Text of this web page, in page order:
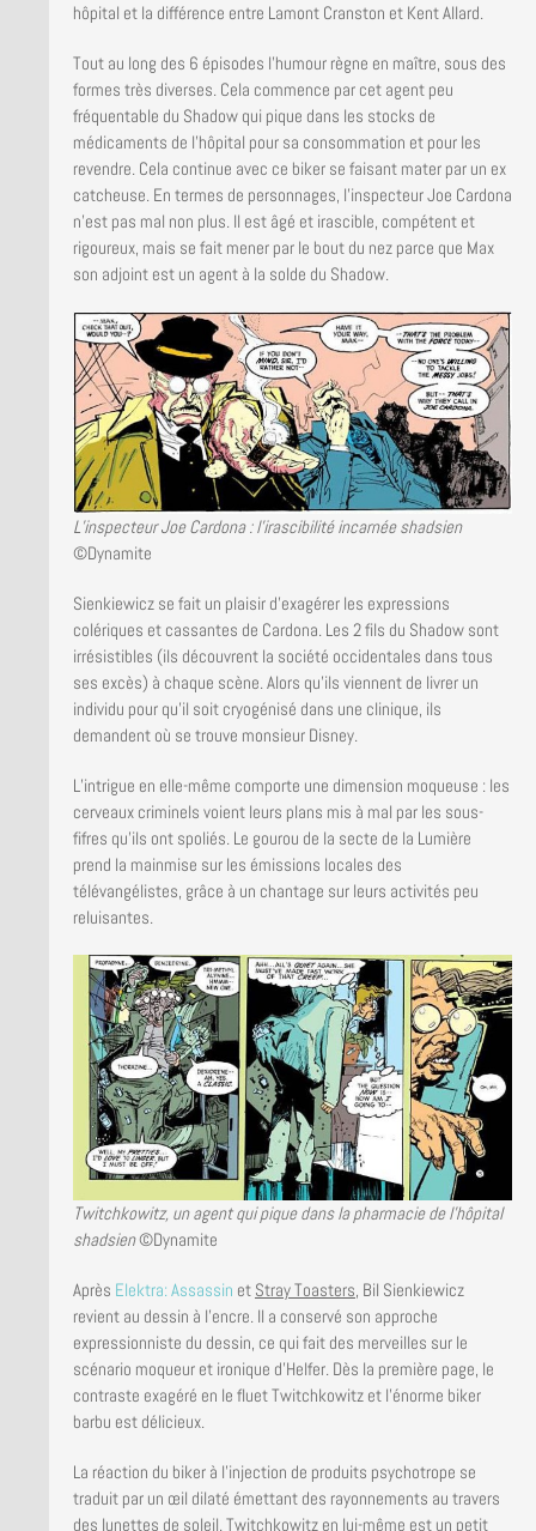
hôpital et la différence entre Lamont Cranston et Kent Allard.
Tout au long des 6 épisodes l’humour règne en maître, sous des
formes très diverses. Cela commence par cet agent peu
fréquentable du Shadow qui pique dans les stocks de
médicaments de l’hôpital pour sa consommation et pour les
revendre. Cela continue avec ce biker se faisant mater par un ex
catcheuse. En termes de personnages, l’inspecteur Joe Cardona
n’est pas mal non plus. Il est âgé et irascible, compétent et
rigoureux, mais se fait mener par le bout du nez parce que Max
son adjoint est un agent à la solde du Shadow.
L’inspecteur Joe Cardona : l’irascibilité incarnée shadsien
©Dynamite
Sienkiewicz se fait un plaisir d’exagérer les expressions
colériques et cassantes de Cardona. Les 2 fils du Shadow sont
irrésistibles (ils découvrent la société occidentales dans tous
ses excès) à chaque scène. Alors qu’ils viennent de livrer un
individu pour qu’il soit cryogénisé dans une clinique, ils
demandent où se trouve monsieur Disney.
L’intrigue en elle-même comporte une dimension moqueuse : les
cerveaux criminels voient leurs plans mis à mal par les sous-
fifres qu’ils ont spoliés. Le gourou de la secte de la Lumière
prend la mainmise sur les émissions locales des
télévangélistes, grâce à un chantage sur leurs activités peu
reluisantes.
Twitchkowitz, un agent qui pique dans la pharmacie de l’hôpital
shadsien©Dynamite
Après Elektra: Assassin et Stray Toasters, Bil Sienkiewicz
revient au dessin à l’encre. Il a conservé son approche
expressionniste du dessin, ce qui fait des merveilles sur le
scénario moqueur et ironique d’Helfer. Dès la première page, le
contraste exagéré en le fluet Twitchkowitz et l’énorme biker
barbu est délicieux.
La réaction du biker à l’injection de produits psychotrope se
traduit par un œil dilaté émettant des rayonnements au travers
des lunettes de soleil. Twitchkowitz en lui-même est un petit